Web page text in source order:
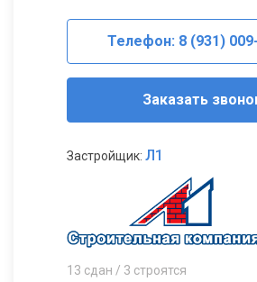
Телефон: 8 (931)
Заказать
Застройщик: Л1
13 сдан / 3 строятся